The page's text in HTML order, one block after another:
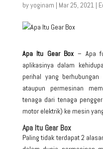
byyoginam | Mar 25, 2021|
Apa Itu Gear Box – Apa
aplikasinya dalam
perihal yang
ataupun permesinan
tenaga dari tenaga
motor elektrik) ke mesin
Apa Itu Gear Box
Paling tidak terdapat 2